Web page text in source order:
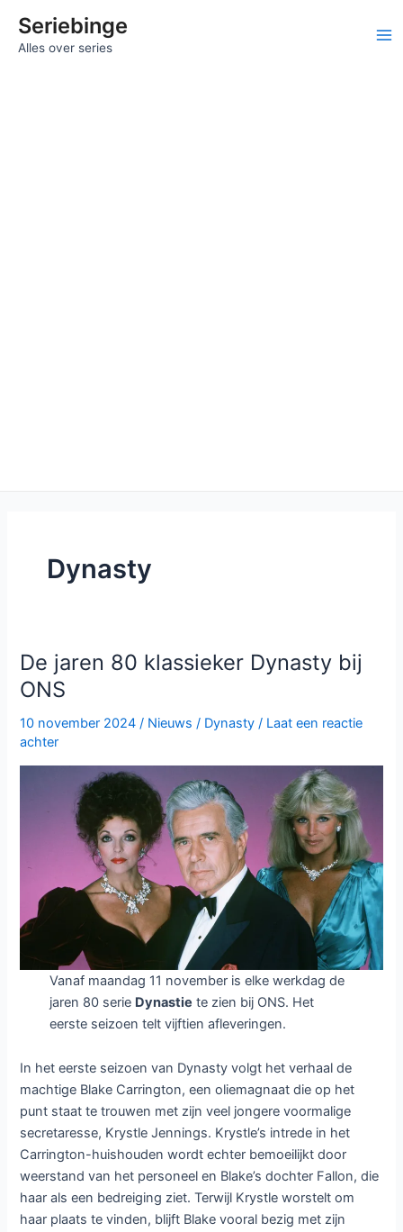
naarSeriebinge
Alles over series
Dynasty
De jaren 80 klassieker Dynasty bij
ONS
10 november 2024/ Nieuws / Dynasty / Laat een reactie
achter
Vanaf maandag 11 november is elke werkdag de
jaren 80 serie Dynastie te zien bij ONS. Het
eerste seizoen telt vijftien afleveringen.
In het eerste seizoen van Dynasty volgt het verhaal de
machtige Blake Carrington, een oliemagnaat die op het
punt staat te trouwen met zijn veel jongere voormalige
secretaresse, Krystle Jennings. Krystle’s intrede in het
Carrington-huishouden wordt echter bemoeilijkt door
weerstand van het personeel en Blake’s dochter Fallon, die
haar als een bedreiging ziet. Terwijl Krystle worstelt om
haar plaats te vinden, blijft Blake vooral bezig met zijn